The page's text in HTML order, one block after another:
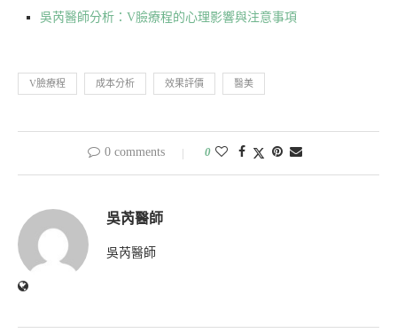
吳芮醫師分析：V臉療程的心理影響與注意事項
V臉療程 成本分析 效果評價 醫美
0 comments 0
吳芮醫師
吳芮醫師